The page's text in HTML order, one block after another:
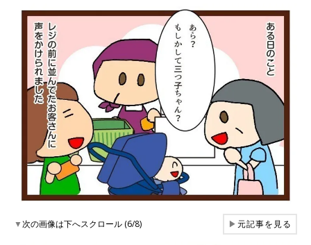
▼次の画像は下へスクロール (6/8) ▶元記事を見る